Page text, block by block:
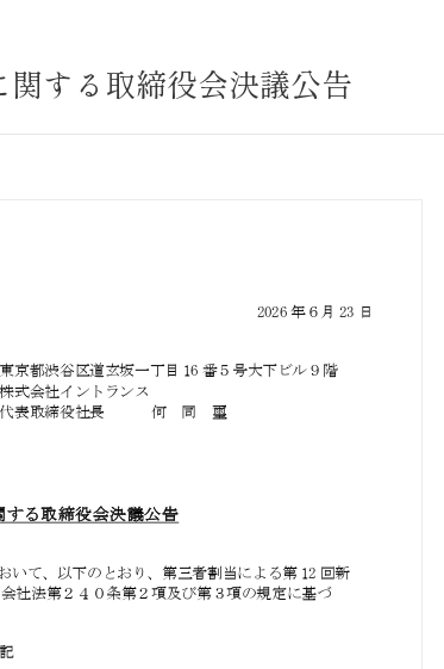
マテリアリティ
取組事例
する取締役会決議公告